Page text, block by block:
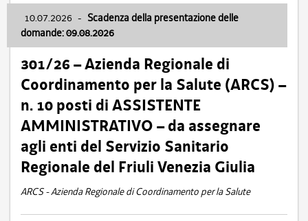
10.07.2026 - Scadenza della presentazione delle
domande: 09.08.2026
301/26 – Azienda Regionale di
Coordinamento per la Salute (ARCS) –
n. 10 posti di ASSISTENTE
AMMINISTRATIVO – da assegnare
agli enti del Servizio Sanitario
Regionale del Friuli Venezia Giulia
ARCS - Azienda Regionale di Coordinamento per la Salute